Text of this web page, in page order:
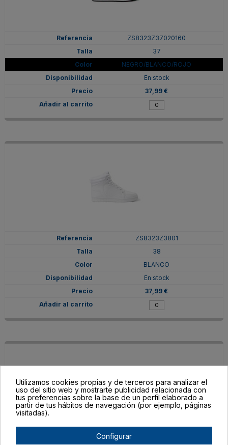
ZS8323Z37020160
37
NEGRO/BLANCO/ROJO
En stock
37,99 €
ZS8323Z3801
38
BLANCO
En stock
37,99 €
ZS8323Z380155
Utilizamos cookies propias y de terceros para analizar el
uso del sitio web y mostrarte publicidad relacionada con
tus preferencias sobre la base de un perfil elaborado a
partir de tus hábitos de navegación (por ejemplo, páginas
visitadas).
Configurar